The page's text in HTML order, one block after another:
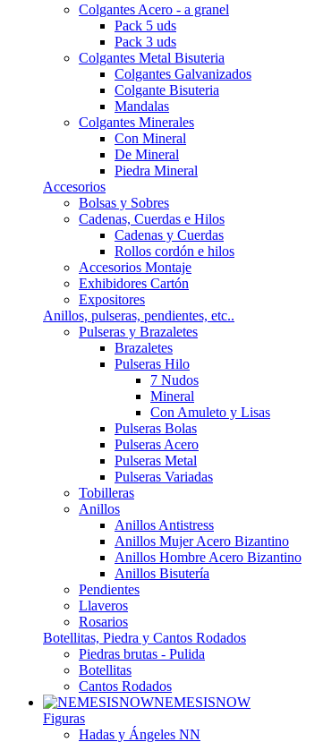
Colgantes Acero - a granel
Pack 5 uds
Pack 3 uds
Colgantes Metal Bisuteria
Colgantes Galvanizados
Colgante Bisuteria
Mandalas
Colgantes Minerales
Con Mineral
De Mineral
Piedra Mineral
Accesorios
Bolsas y Sobres
Cadenas, Cuerdas e Hilos
Cadenas y Cuerdas
Rollos cordón e hilos
Accesorios Montaje
Exhibidores Cartón
Expositores
Anillos, pulseras, pendientes, etc..
Pulseras y Brazaletes
Brazaletes
Pulseras Hilo
7 Nudos
Mineral
Con Amuleto y Lisas
Pulseras Bolas
Pulseras Acero
Pulseras Metal
Pulseras Variadas
Tobilleras
Anillos
Anillos Antistress
Anillos Mujer Acero Bizantino
Anillos Hombre Acero Bizantino
Anillos Bisutería
Pendientes
Llaveros
Rosarios
Botellitas, Piedra y Cantos Rodados
Piedras brutas - Pulida
Botellitas
Cantos Rodados
NEMESISNOW
Figuras
Hadas y Ángeles NN